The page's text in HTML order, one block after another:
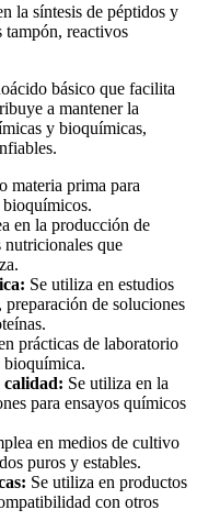
la síntesis de péptidos y
tampón, reactivos
básico que facilita
a mantener la
y bioquímicas,
materia prima para
bioquímicos.
en la producción de
nutricionales que
Se utiliza en estudios
de soluciones
prácticas de laboratorio
bioquímica.
calidad: Se utiliza en la
para ensayos químicos
en medios de cultivo
puros y estables.
Se utiliza en productos
con otros